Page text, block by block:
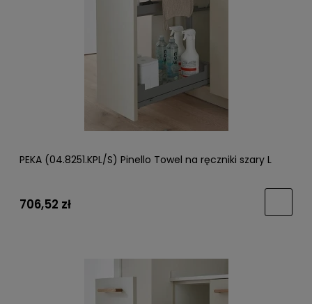
PEKA (04.8251.KPL/S) Pinello Towel na ręczniki szary L
706,52 zł